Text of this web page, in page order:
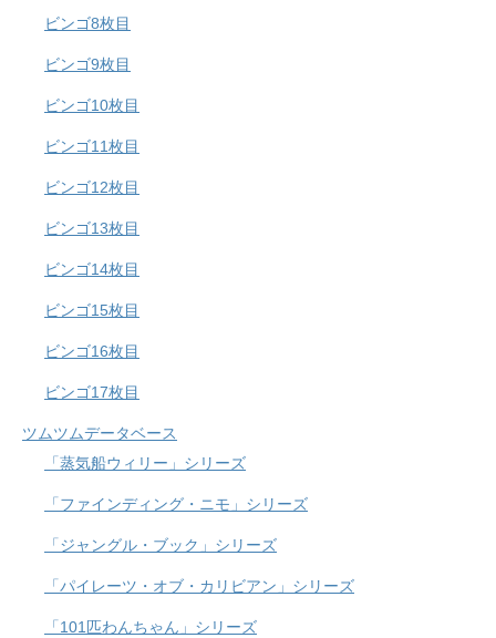
ビンゴ8枚目
ビンゴ9枚目
ビンゴ10枚目
ビンゴ11枚目
ビンゴ12枚目
ビンゴ13枚目
ビンゴ14枚目
ビンゴ15枚目
ビンゴ16枚目
ビンゴ17枚目
ツムツムデータベース
「蒸気船ウィリー」シリーズ
「ファインディング・ニモ」シリーズ
「ジャングル・ブック」シリーズ
「パイレーツ・オブ・カリビアン」シリーズ
「101匹わんちゃん」シリーズ